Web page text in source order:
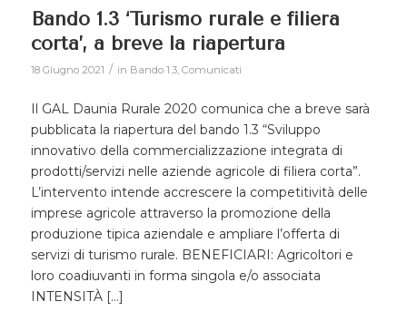
Bando 1.3 ‘Turismo rurale e filiera
corta’, a breve la riapertura
18 Giugno 2021 / in Bando 1.3, Comunicati
Il GAL Daunia Rurale 2020 comunica che a breve sarà
pubblicata la riapertura del bando 1.3 “Sviluppo
innovativo della commercializzazione integrata di
prodotti/servizi nelle aziende agricole di filiera corta”.
L’intervento intende accrescere la competitività delle
imprese agricole attraverso la promozione della
produzione tipica aziendale e ampliare l’offerta di
servizi di turismo rurale. BENEFICIARI: Agricoltori e
loro coadiuvanti in forma singola e/o associata
INTENSITÀ […]